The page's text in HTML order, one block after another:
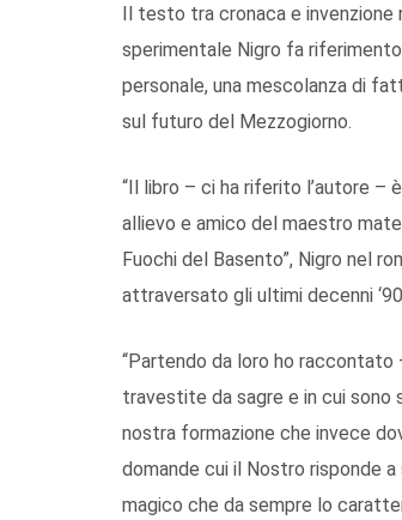
Il testo tra cronaca e invenzione
sperimentale Nigro fa
personale, una mescolanza di
sul futuro del Mezzogiorno.
“Il libro – ci ha riferito l’autore –
allievo e amico del maestro
Fuochi del Basento”, Nigro nel
attraversato gli ultimi decenni
“Partendo da loro ho raccontato
travestite da sagre e in cui sono
nostra formazione che invece
domande cui il Nostro risponde
magico che da sempre lo